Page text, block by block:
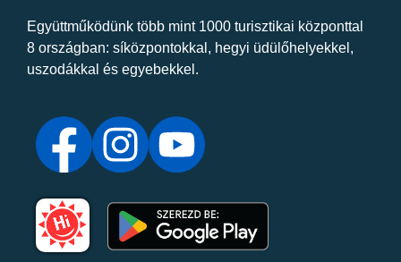
Együttműködünk több mint 1000 turisztikai központtal
8 országban: síközpontokkal, hegyi üdülőhelyekkel,
uszodákkal és egyebekkel.